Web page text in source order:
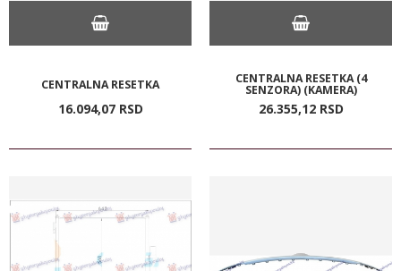
CENTRALNA RESETKA
16.094,07 RSD
CENTRALNA RESETKA (4
SENZORA) (KAMERA)
26.355,12 RSD